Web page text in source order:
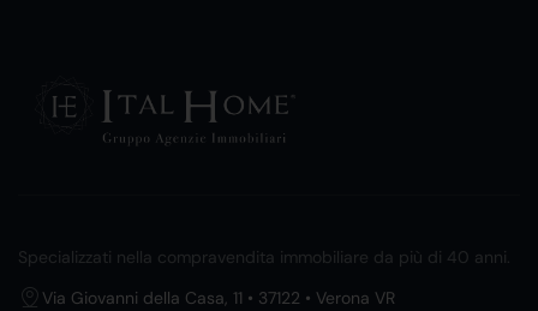
Specializzati nella compravendita immobiliare da più di 40 anni.
Via Giovanni della Casa, 11 • 37122 • Verona VR